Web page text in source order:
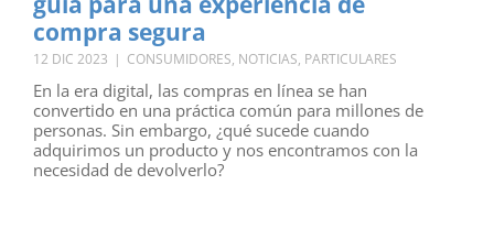
compra segura
12 DIC 2023 | CONSUMIDORES, NOTICIAS, PARTICULARES
En la era digital, las compras en línea se han
convertido en una práctica común para millones de
personas. Sin embargo, ¿qué sucede cuando
adquirimos un producto y nos encontramos con la
necesidad de devolverlo?